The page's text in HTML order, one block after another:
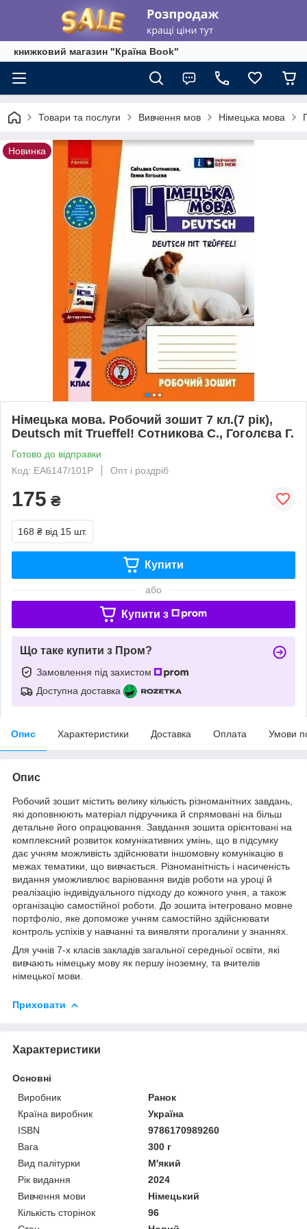
книжковий магазин "Країна Book"
Товари та послуги Вивчення мов Німецька мова
Новинка
Німецька мова. Робочий зошит 7 кл.(7 рік),
Deutsch mit Trueffel! Сотникова С., Гоголєва Г.
Готово до відправки
Код: ЕА6147/101Р
Опт і роздріб
175 ₴
168 ₴ від 15 шт.
Купити
або
Купити з
Що таке купити з Пром?
Замовлення під захистом
Доступна доставка
Опис Характеристики Доставка Оплата Умови
Опис
Робочий зошит містить велику кількість різноманітних завдань,
які доповнюють матеріал підручника й спрямовані на більш
детальне його опрацювання. Завдання зошита орієнтовані на
комплексний розвиток комунікативних умінь, що в підсумку
дає учням можливість здійснювати іншомовну комунікацію в
межах тематики, що вивчається. Різноманітність і насиченість
видання уможливлює варіювання видів роботи на уроці й
реалізацію індивідуального підходу до кожного учня, а також
організацію самостійної роботи. До зошита інтегровано мовне
портфоліо, яке допоможе учням самостійно здійснювати
контроль успіхів у навчанні та виявляти прогалини у знаннях.
Для учнів 7-х класів закладів загальної середньої освіти, які
вивчають німецьку мову як першу іноземну, та вчителів
німецької мови.
Приховати
Характеристики
Основні
Виробник
Ранок
Країна виробник
Україна
ISBN
9786170989260
Вага
300 г
Вид палітурки
М'який
Рік видання
2024
Вивчення мови
Німецький
Кількість сторінок
96